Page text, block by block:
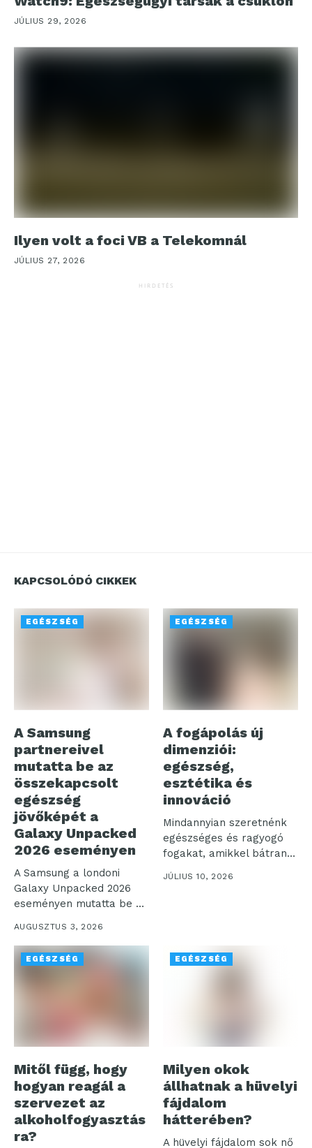
JÚLIUS 29, 2026
Ilyen volt a foci VB a Telekomnál
JÚLIUS 27, 2026
HIRDETÉS
KAPCSOLÓDÓ CIKKEK
EGÉSZSÉG
A Samsung
partnereivel
mutatta be az
összekapcsolt
egészség
jövőképét a
Galaxy Unpacked
2026 eseményen
A Samsung a londoni
Galaxy Unpacked 2026
eseményen mutatta be a
AUGUSZTUS 3, 2026
EGÉSZSÉG
A fogápolás új
dimenziói:
egészség,
esztétika és
innováció
Mindannyian szeretnénk
egészséges és ragyogó
fogakat, amikkel bátran
mosolyoghatunk a világra.
JÚLIUS 10, 2026
EGÉSZSÉG
Mitől függ, hogy
hogyan reagál a
szervezet az
alkoholfogyasztás
ra?
EGÉSZSÉG
Milyen okok
állhatnak a hüvelyi
fájdalom
hátterében?
A hüvelyi fájdalom sok nő